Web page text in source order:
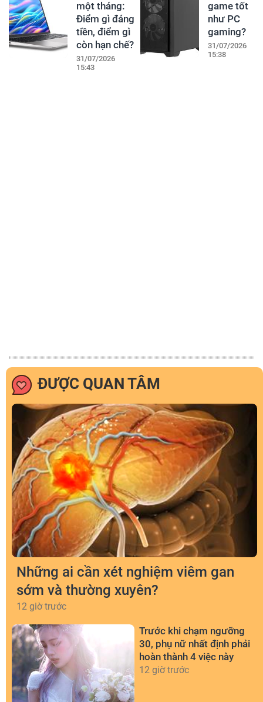
một tháng:
Điểm gì đáng
tiền, điểm gì
còn hạn chế?
31/07/2026
15:43
game tốt
như PC
gaming?
31/07/2026
15:38
ĐƯỢC QUAN TÂM
Những ai cần xét nghiệm viêm gan
sớm và thường xuyên?
12 giờ trước
Trước khi chạm ngưỡng
30, phụ nữ nhất định phải
hoàn thành 4 việc này
12 giờ trước